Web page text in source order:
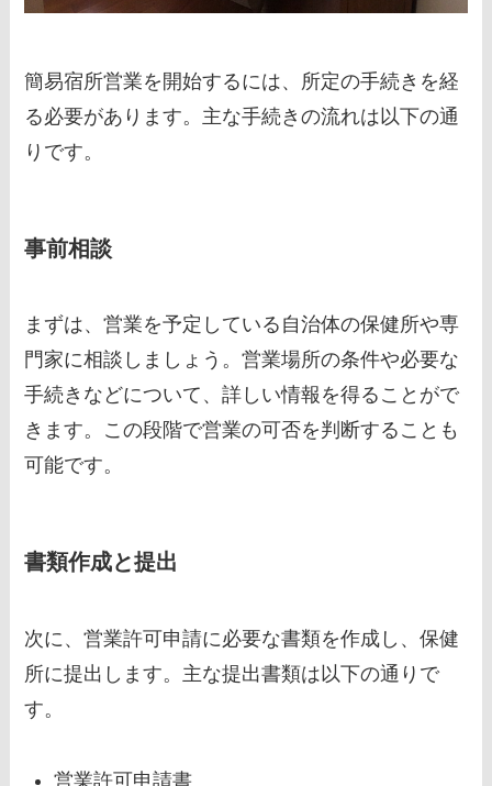
簡易宿所営業を開始するには、所定の手続きを経
る必要があります。主な手続きの流れは以下の通
りです。
事前相談
まずは、営業を予定している自治体の保健所や専
門家に相談しましょう。営業場所の条件や必要な
手続きなどについて、詳しい情報を得ることがで
きます。この段階で営業の可否を判断することも
可能です。
書類作成と提出
次に、営業許可申請に必要な書類を作成し、保健
所に提出します。主な提出書類は以下の通りで
す。
営業許可申請書